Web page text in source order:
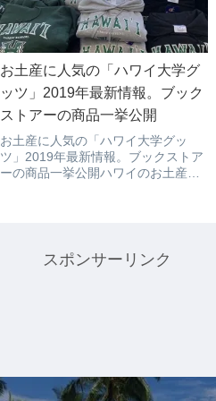
お土産に人気の「ハワイ大学グ
ッツ」2019年最新情報。ブック
ストアーの商品一挙公開
お土産に人気の「ハワイ大学グッ
ツ」2019年最新情報。ブックストア
ーの商品一挙公開ハワイのお土産で
ワイ大学グ...スポンサーリンク